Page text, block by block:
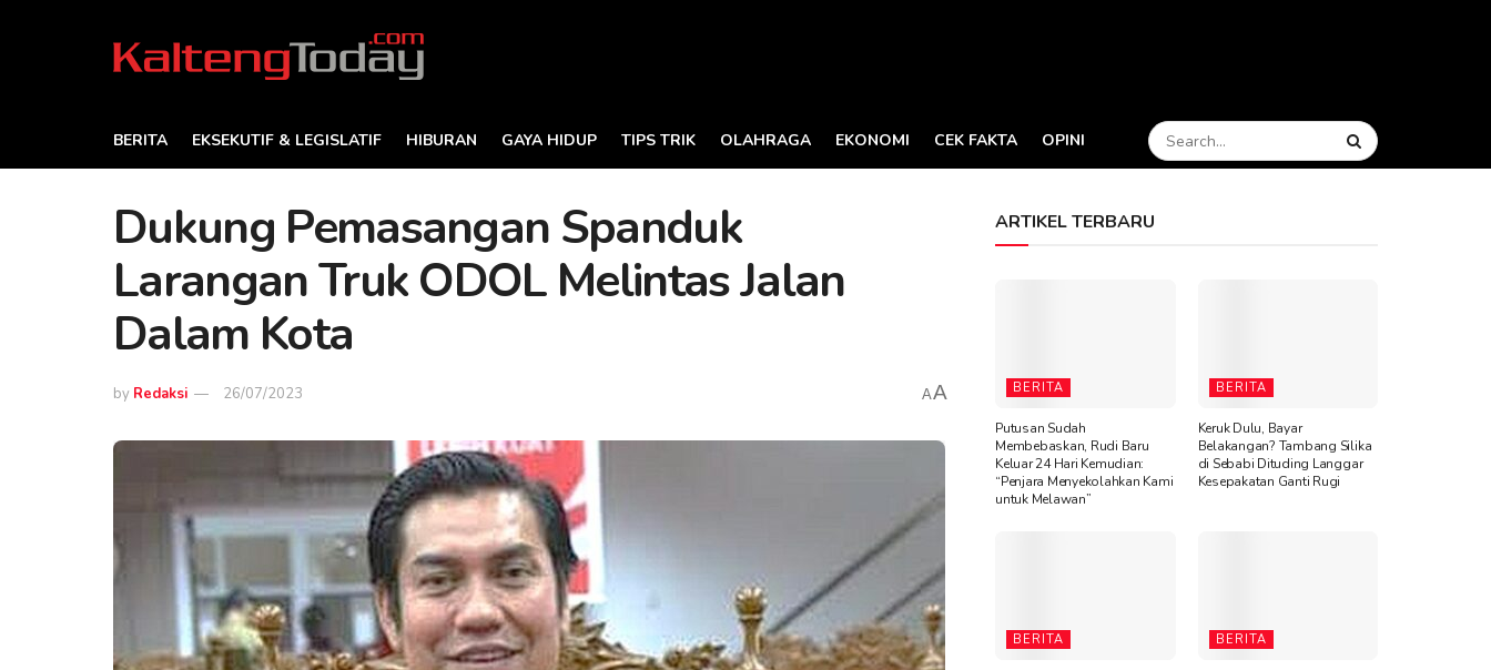
BERITA EKSEKUTIF & LEGISLATIF HIBURAN GAYA HIDUP TIPS TRIK OLAHRAGA EKONOMI CEK FAKTA OPINI
Dukung Pemasangan Spanduk
Larangan Truk ODOL Melintas Jalan
Dalam Kota
by Redaksi 26/07/2023 AA
ARTIKEL TERBARU
BERITA
Putusan Sudah
Membebaskan, Rudi Baru
Keluar 24 Hari Kemudian:
“Penjara Menyekolahkan Kami
untuk Melawan”
BERITA
Keruk Dulu, Bayar
Belakangan? Tambang Silika
di Sebabi Dituding Langgar
Kesepakatan Ganti Rugi
BERITA BERITA